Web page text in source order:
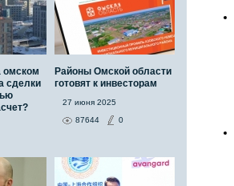
омском
сделки
Районы Омской области
готовят к инвесторам
27 июня 2025
87644
0